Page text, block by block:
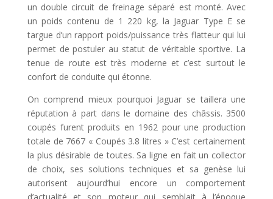
un double circuit de freinage séparé est monté. Avec
un poids contenu de 1 220 kg, la Jaguar Type E se
targue d’un rapport poids/puissance très flatteur qui lui
permet de postuler au statut de véritable sportive. La
tenue de route est très moderne et c’est surtout le
confort de conduite qui étonne.
On comprend mieux pourquoi Jaguar se taillera une
réputation à part dans le domaine des châssis. 3500
coupés furent produits en 1962 pour une production
totale de 7667 « Coupés 3.8 litres » C’est certainement
la plus désirable de toutes. Sa ligne en fait un collector
de choix, ses solutions techniques et sa genèse lui
autorisent aujourd’hui encore un comportement